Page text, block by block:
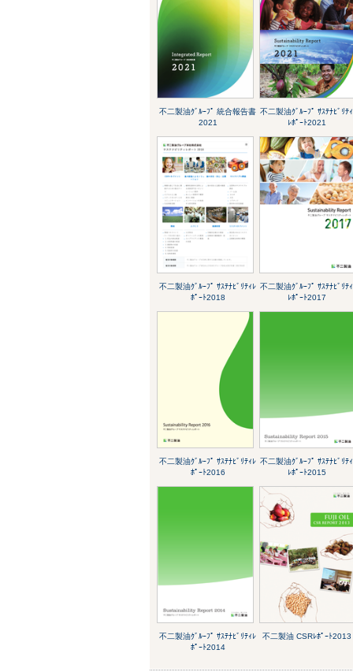
不二製油ｸﾞﾙｰﾌﾟ 統合報告書
2021
不二製油ｸﾞﾙｰﾌﾟ ｻｽﾃﾅﾋﾞﾘﾃｨ
ﾚﾎﾟｰﾄ2021
不二製油ｸﾞﾙｰﾌﾟ ｻｽﾃﾅﾋﾞﾘﾃｨﾚ
ﾎﾟｰﾄ2018
不二製油ｸﾞﾙｰﾌﾟ ｻｽﾃﾅﾋﾞﾘﾃｨ
ﾚﾎﾟｰﾄ2017
不二製油ｸﾞﾙｰﾌﾟ ｻｽﾃﾅﾋﾞﾘﾃｨﾚ
ﾎﾟｰﾄ2016
不二製油ｸﾞﾙｰﾌﾟ ｻｽﾃﾅﾋﾞﾘﾃｨ
ﾚﾎﾟｰﾄ2015
不二製油ｸﾞﾙｰﾌﾟ ｻｽﾃﾅﾋﾞﾘﾃｨﾚ
ﾎﾟｰﾄ2014
不二製油 CSRﾚﾎﾟｰﾄ2013